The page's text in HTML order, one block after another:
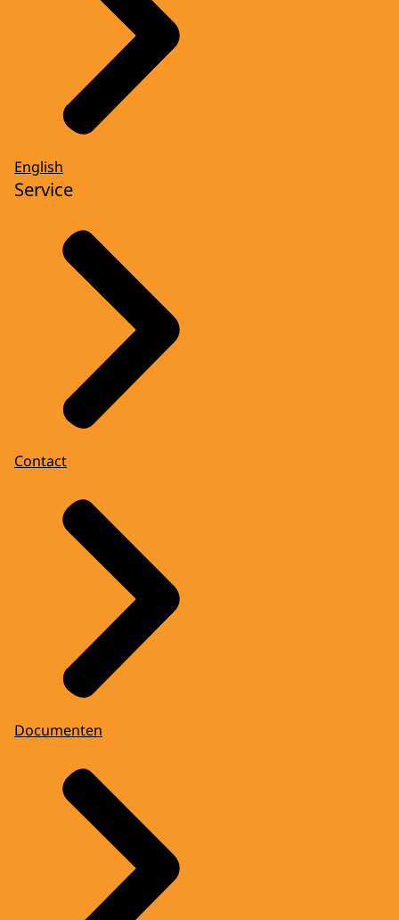
English
Service
Contact
Documenten